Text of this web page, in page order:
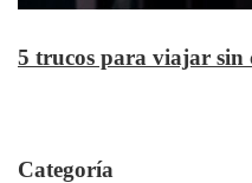
5 trucos para viajar sin
Categoría